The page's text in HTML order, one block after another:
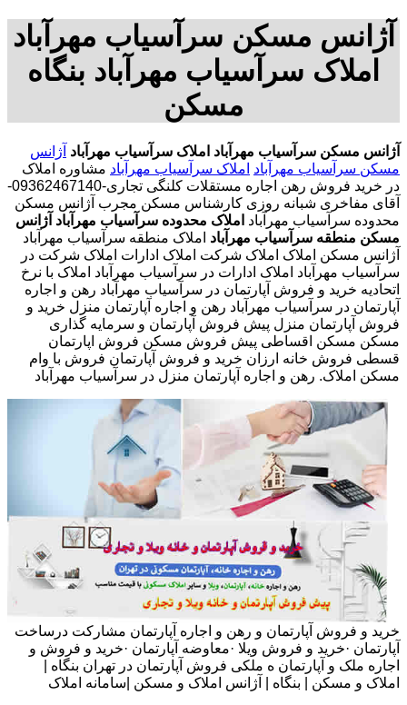
آژانس مسکن سرآسیاب مهرآباد
املاک سرآسیاب مهرآباد بنگاه
مسکن
آژانس مسکن سرآسیاب مهرآباد املاک سرآسیاب مهرآباد آژانس
مسکن سرآسیاب مهرآباد املاک سرآسیاب مهرآباد مشاوره املاک
در خرید فروش رهن اجاره مستقلات کلنگی تجاری-09362467140-
آقای مفاخری شبانه روزی کارشناس مسکن مجرب آژانس مسکن
محدوده سرآسیاب مهرآباد املاک محدوده سرآسیاب مهرآباد آژانس
مسکن منطقه سرآسیاب مهرآباد املاک منطقه سرآسیاب مهرآباد
آژانس مسکن املاک املاک شرکت املاک ادارات املاک شرکت در
سرآسیاب مهرآباد املاک ادارات در سرآسیاب مهرآباد املاک با نرخ
اتحادیه خرید و فروش آپارتمان در سرآسیاب مهرآباد رهن و اجاره
آپارتمان در سرآسیاب مهرآباد رهن و اجاره آپارتمان منزل خرید و
فروش آپارتمان منزل پیش فروش آپارتمان و سرمایه گذاری
مسکن مسکن اقساطی پیش فروش مسکن فروش اپارتمان
قسطی فروش خانه ارزان خرید و فروش آپارتمان فروش با وام
مسکن املاک. رهن و اجاره آپارتمان منزل در سرآسیاب مهرآباد
خرید و فروش آپارتمان و رهن و اجاره آپارتمان مشارکت درساخت
آپارتمان ·خرید و فروش ویلا ·معاوضه آپارتمان ·خرید و فروش و
اجاره ملک و آپارتمان ه ملکی فروش آپارتمان در تهران بنگاه |
املاک و مسکن | بنگاه | آژانس املاک و مسکن |سامانه املاک